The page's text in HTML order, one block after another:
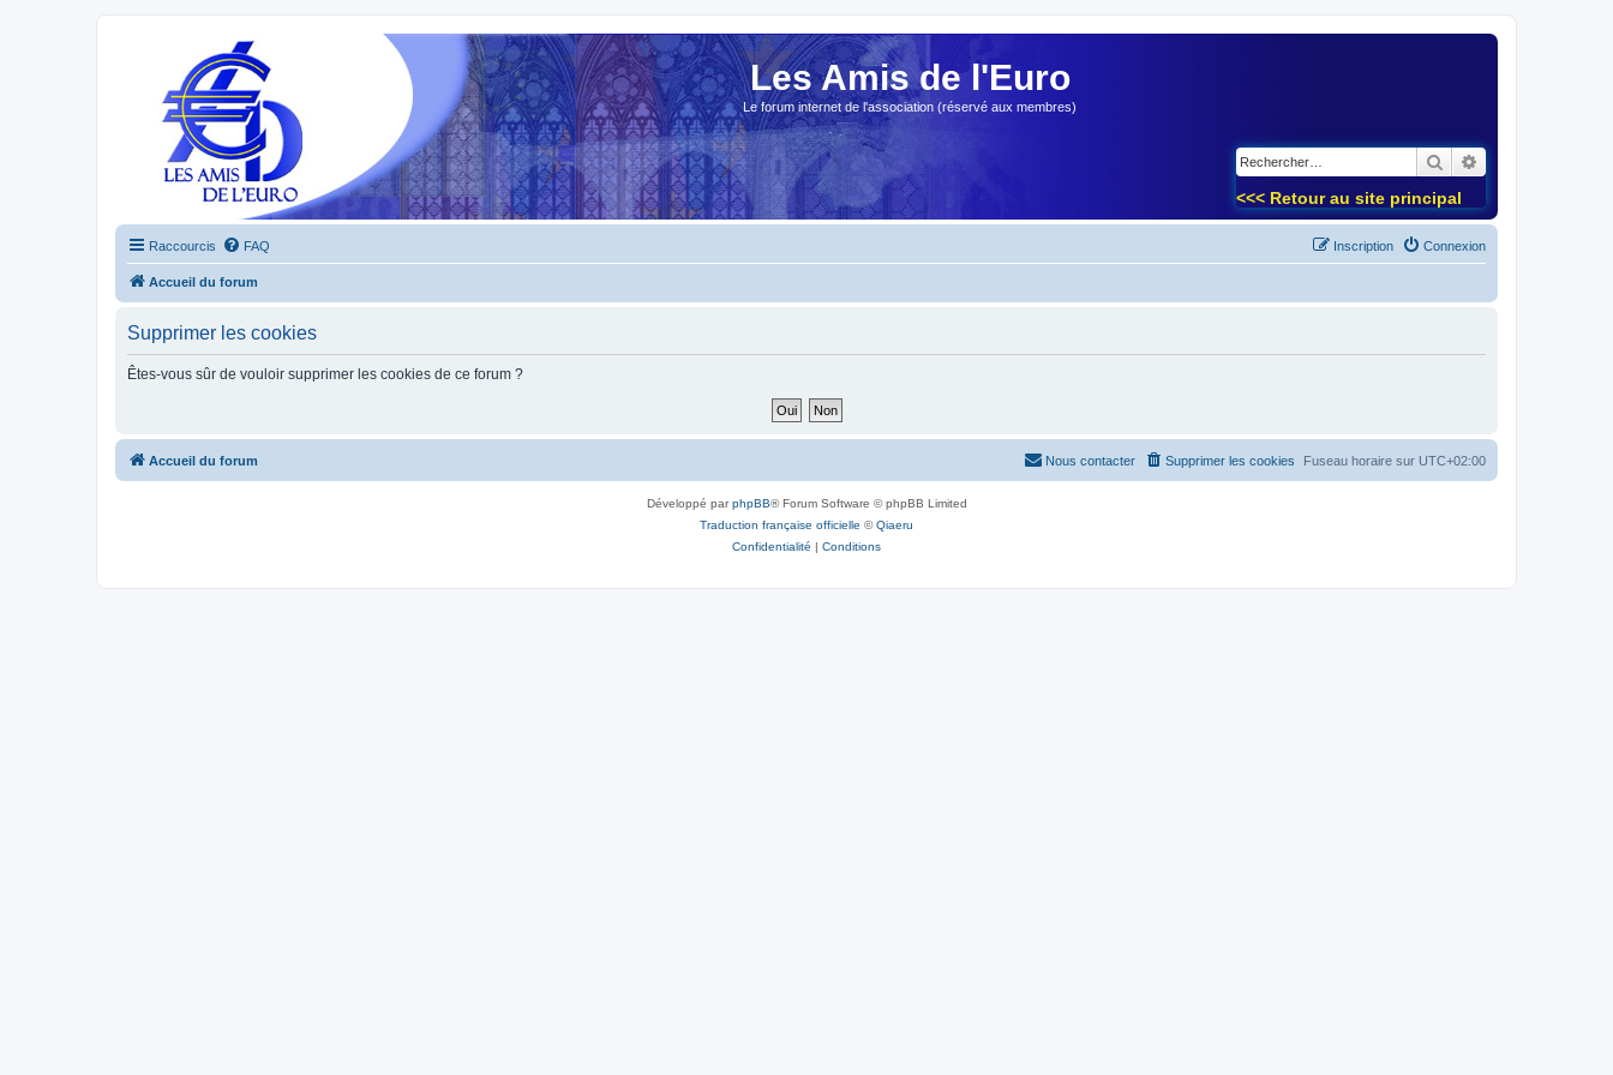
Les Amis de l'Euro
Le forum internet de l'association (réservé aux membres)
Rechercher
<<< Retour au site principal
Raccourcis FAQ Connexion
Inscription
Accueil du forum
Supprimer les cookies
Êtes-vous sûr de vouloir supprimer les cookies de ce forum ?
Accueil du forum Fuseau horaire sur UTC+02:00
Supprimer les cookies
Nous contacter
Développé parphpBB® Forum Software © phpBB Limited
Traduction française officielle ©Qiaeru
Confidentialité | Conditions